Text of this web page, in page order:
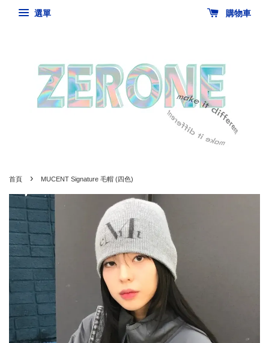
選單 購物車
首頁 › MUCENT Signature 毛帽 (四色)